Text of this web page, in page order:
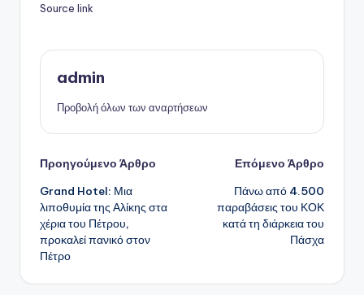
Source link
admin
Προβολή όλων των αναρτήσεων
Πλοήγηση
δημοσιεύσεων
Προηγούμενο Άρθρο
Grand Hotel: Μια
λιποθυμία της Αλίκης στα
χέρια του Πέτρου,
προκαλεί πανικό στον
Πέτρο
Επόμενο Άρθρο
Πάνω από 4.500
παραβάσεις του ΚΟΚ
κατά τη διάρκεια του
Πάσχα